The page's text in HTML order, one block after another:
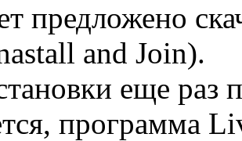
предложено
and Join).
еще раз
программа